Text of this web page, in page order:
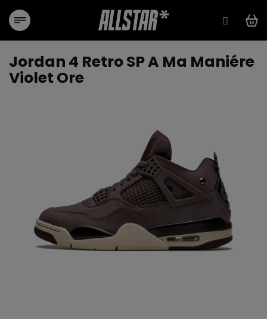
към
съдържанието
Jordan 4 Retro SP A Ma Maniére
Violet Ore